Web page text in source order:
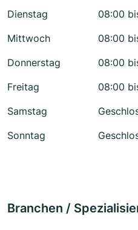
Dienstag
08:00
Mittwoch
08:00
Donnerstag
08:00
Freitag
08:00
Samstag
Sonntag
Branchen /